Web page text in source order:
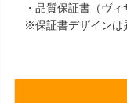
・品質保証書（ヴ
※保証書デザインは